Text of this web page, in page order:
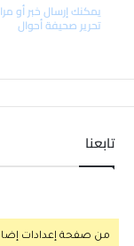
يمكنك إرسال خبر أو
تحرير صحيفة أحوال
تابعنا
من صفحة إعدادات